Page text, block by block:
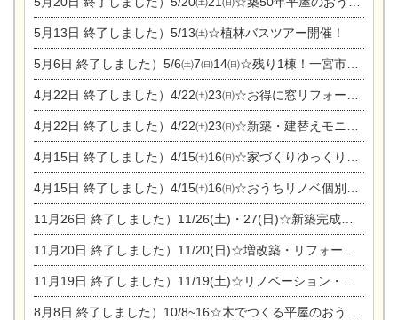
5月13日 終了しました）5/13㈯☆植林バスツアー開催！
5月6日 終了しました）5/6㈯7㈰14㈰☆残り1棟！一宮市限定モニター募集相談会(新築・建替え)
4月22日 終了しました）4/22㈯23㈰☆お得に窓リフォーム個別相談会
4月22日 終了しました）4/22㈯23㈰☆新築・建替えモニター募集個別相談会
4月15日 終了しました）4/15㈯16㈰☆家づくりゆっくりじっくり個別相談会
4月15日 終了しました）4/15㈯16㈰☆おうちリノベ個別相談会
11月26日 終了しました）11/26(土)・27(日)☆新築完成見学会 in一宮市あずら
11月20日 終了しました）11/20(日)☆増改築・リフォームまつり＆秋の味覚まつり＆芸術祭
11月19日 終了しました）11/19(土)☆リノベーション・家の修理まつり＆増改築・リフォームまつりin扶桑ゴルフ
8月8日 終了しました）10/8~16☆木でつくる平屋のおうちのつくり方【完全予約制】